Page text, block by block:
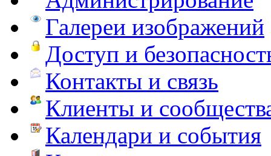
Галереи изображений
Доступ и
Контакты и связь
Клиенты и
Календари и события